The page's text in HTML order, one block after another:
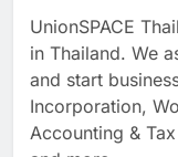
UnionSPACE
in Thailand. We
and start
Incorporation,
Accounting &